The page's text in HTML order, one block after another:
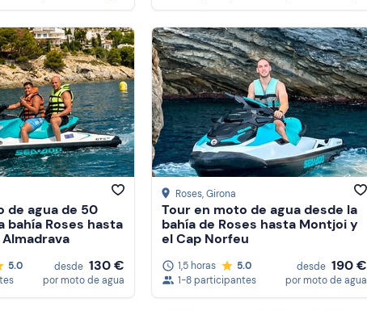
de agua de 50
bahía Roses hasta
Almadrava
5.0
desde 130 €
por moto de agua
Roses, Girona
Tour en moto de agua desde la
bahía de Roses hasta Montjoi y
el Cap Norfeu
1,5 horas
5.0
1-8 participantes
desde 190 €
por moto de agua